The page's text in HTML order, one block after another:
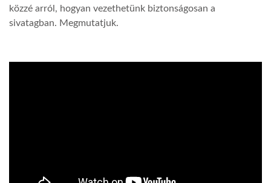
GLOBOZSARU
közzé arról, hogyan vezethetünk biztonságosan a
sivatagban. Megmutatjuk.